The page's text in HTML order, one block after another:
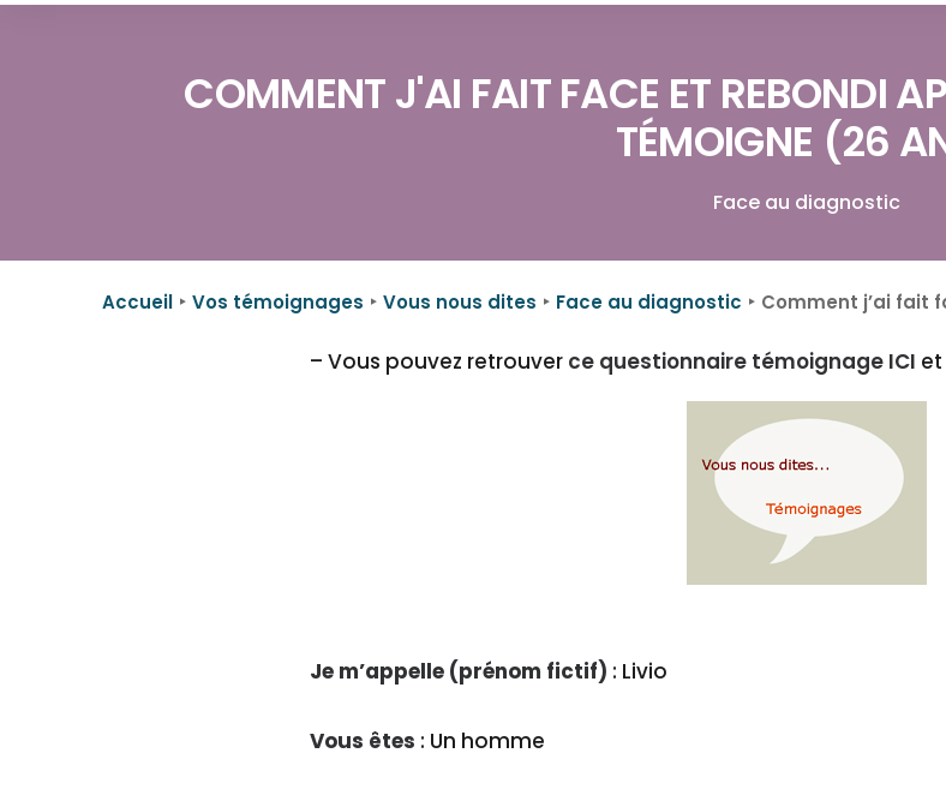
COMMENT J'AI FAIT FACE ET REBONDI
TÉMOIGNE (26
Face au diagnostic
Accueil Vos témoignages Vous nous dites Face au diagnostic Comment j’ai fait
– Vous pouvez retrouver ce questionnaire témoignage ICI
Je m’appelle (prénom fictif) : Livio
Vous êtes : Un homme